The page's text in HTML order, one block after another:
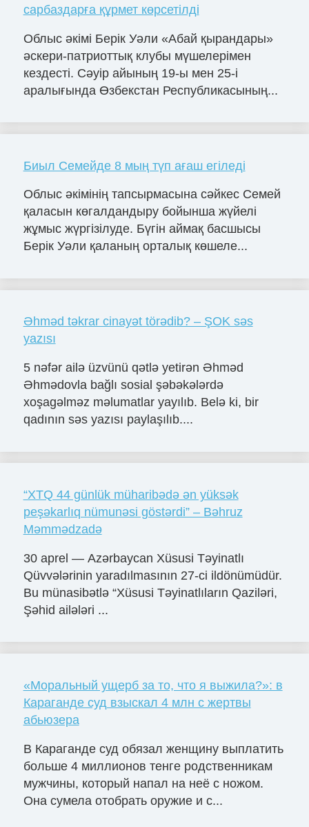
сарбаздарға құрмет көрсетілді
Облыс әкімі Берік Уәли «Абай қырандары»
әскери-патриоттық клубы мүшелерімен
кездесті. Сәуір айының 19-ы мен 25-і
аралығында Өзбекстан Республикасының...
Биыл Семейде 8 мың түп ағаш егіледі
Облыс әкімінің тапсырмасына сәйкес Семей
қаласын көгалдандыру бойынша жүйелі
жұмыс жүргізілуде. Бүгін аймақ басшысы
Берік Уәли қаланың орталық көшеле...
Əhməd təkrar cinayət törədib? – ŞOK səs
yazısı
5 nəfər ailə üzvünü qətlə yetirən Əhməd
Əhmədovla bağlı sosial şəbəkələrdə
xoşagəlməz məlumatlar yayılıb. Belə ki, bir
qadının səs yazısı paylaşılıb....
“XTQ 44 günlük müharibədə ən yüksək
peşəkarlıq nümunəsi göstərdi” – Bəhruz
Məmmədzadə
30 aprel — Azərbaycan Xüsusi Təyinatlı
Qüvvələrinin yaradılmasının 27-ci ildönümüdür.
Bu münasibətlə “Xüsusi Təyinatlıların Qaziləri,
Şəhid ailələri ...
«Моральный ущерб за то, что я выжила?»: в
Караганде суд взыскал 4 млн с жертвы
абьюзера
В Караганде суд обязал женщину выплатить
больше 4 миллионов тенге родственникам
мужчины, который напал на неё с ножом.
Она сумела отобрать оружие и с...